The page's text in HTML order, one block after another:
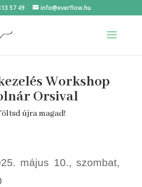
57 49 info@everflow.hu
Workshop
Orsival
újra magad!
május 10., szombat,